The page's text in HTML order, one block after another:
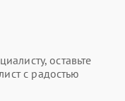
оставьте
с радостью